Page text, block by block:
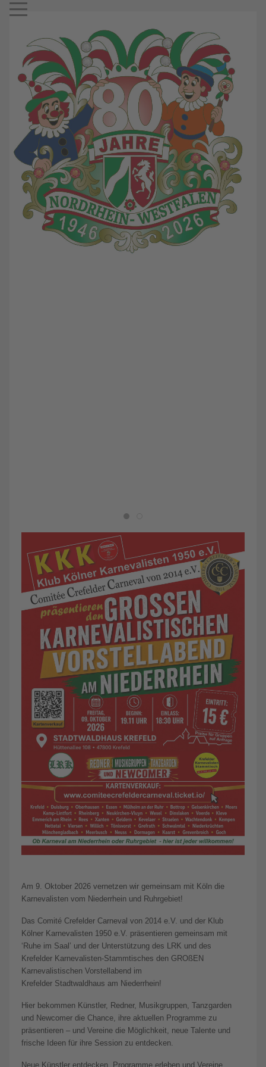
Mobile Menu Toggle
Am 9. Oktober 2026 vernetzen wir gemeinsam mit Köln die
Karnevalisten vom Niederrhein und Ruhrgebiet!
Das Comité Crefelder Carneval von 2014 e.V. und der Klub
Kölner Karnevalisten 1950 e.V. präsentieren gemeinsam mit
‘Ruhe im Saal’ und der Unterstützung des LRK und des
Krefelder Karnevalisten-Stammtisches den GROßEN
Karnevalistischen Vorstellabend im
Krefelder Stadtwaldhaus am Niederrhein!
Hier bekommen Künstler, Redner, Musikgruppen, Tanzgarden
und Newcomer die Chance, ihre aktuellen Programme zu
präsentieren – und Vereine die Möglichkeit, neue Talente und
frische Ideen für ihre Session zu entdecken.
Neue Künstler entdecken, Programme erleben und Vereine